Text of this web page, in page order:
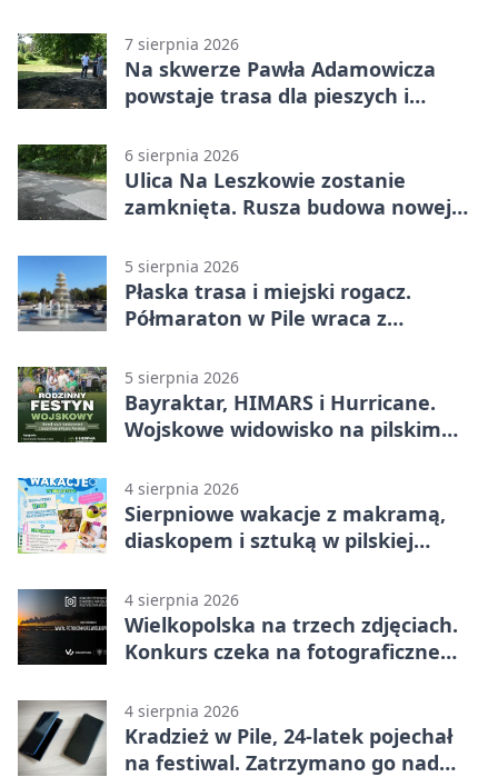
7 sierpnia 2026
Na skwerze Pawła Adamowicza
powstaje trasa dla pieszych i
6 sierpnia 2026
Ulica Na Leszkowie zostanie
zamknięta. Rusza budowa nowej
5 sierpnia 2026
Płaska trasa i miejski rogacz.
Półmaraton w Pile wraca z
5 sierpnia 2026
Bayraktar, HIMARS i Hurricane.
Wojskowe widowisko na pilskim
4 sierpnia 2026
Sierpniowe wakacje z makramą,
diaskopem i sztuką w pilskiej
4 sierpnia 2026
Wielkopolska na trzech zdjęciach.
Konkurs czeka na fotograficzne
4 sierpnia 2026
Kradzież w Pile, 24-latek pojechał
na festiwal. Zatrzymano go nad